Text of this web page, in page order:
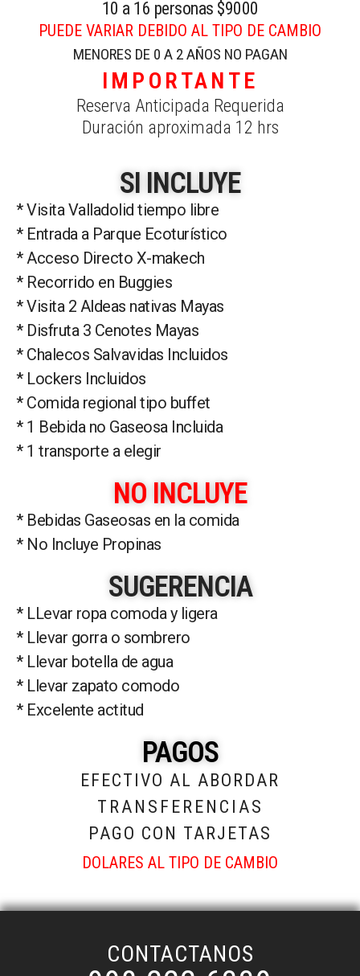
10 a 16 personas $9000
PUEDE VARIAR DEBIDO AL TIPO DE CAMBIO
MENORES DE 0 A 2 AÑOS NO PAGAN
IMPORTANTE
Reserva Anticipada Requerida
Duración aproximada 12 hrs
SI INCLUYE
* Visita Valladolid tiempo libre
* Entrada a Parque Ecoturístico
* Acceso Directo X-makech
* Recorrido en Buggies
* Visita 2 Aldeas nativas Mayas
* Disfruta 3 Cenotes Mayas
* Chalecos Salvavidas Incluidos
* Lockers Incluidos
* Comida regional tipo buffet
* 1 Bebida no Gaseosa Incluida
* 1 transporte a elegir
NO INCLUYE
* Bebidas Gaseosas en la comida
* No Incluye Propinas
SUGERENCIA
* LLevar ropa comoda y ligera
* Llevar gorra o sombrero
* Llevar botella de agua
* Llevar zapato comodo
* Excelente actitud
PAGOS
EFECTIVO AL ABORDAR
TRANSFERENCIAS
PAGO CON TARJETAS
DOLARES AL TIPO DE CAMBIO
CONTACTANOS